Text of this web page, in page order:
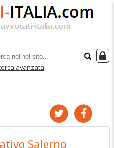
avanzata
Salerno